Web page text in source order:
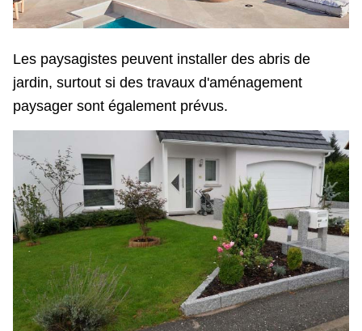
Les paysagistes peuvent installer des abris de
jardin, surtout si des travaux d'aménagement
paysager sont également prévus.